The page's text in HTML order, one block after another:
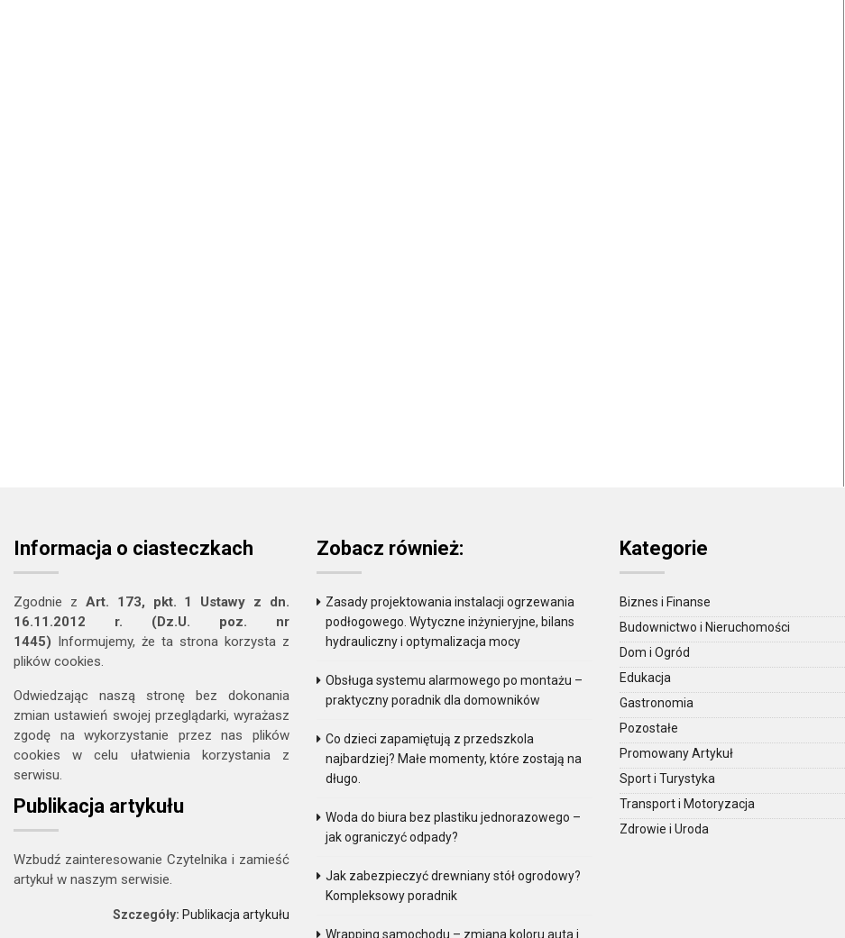
Informacja o ciasteczkach
Zgodnie z Art. 173, pkt. 1 Ustawy z dn.
16.11.2012 r. (Dz.U. poz. nr
1445) Informujemy, że ta strona korzysta z
plików cookies.
Odwiedzając naszą stronę bez dokonania
zmian ustawień swojej przeglądarki, wyrażasz
zgodę na wykorzystanie przez nas plików
cookies w celu ułatwienia korzystania z
serwisu.
Publikacja artykułu
Wzbudź zainteresowanie Czytelnika i zamieść
artykuł w naszym serwisie.
Szczegóły: Publikacja artykułu
Zobacz również:
Zasady projektowania instalacji ogrzewania
podłogowego. Wytyczne inżynieryjne, bilans
hydrauliczny i optymalizacja mocy
Obsługa systemu alarmowego po montażu –
praktyczny poradnik dla domowników
Co dzieci zapamiętują z przedszkola
najbardziej? Małe momenty, które zostają na
długo.
Woda do biura bez plastiku jednorazowego –
jak ograniczyć odpady?
Jak zabezpieczyć drewniany stół ogrodowy?
Kompleksowy poradnik
Wrapping samochodu – zmiana koloru auta i
Kategorie
Biznes i Finanse
Budownictwo i Nieruchomości
Dom i Ogród
Edukacja
Gastronomia
Pozostałe
Promowany Artykuł
Sport i Turystyka
Transport i Motoryzacja
Zdrowie i Uroda